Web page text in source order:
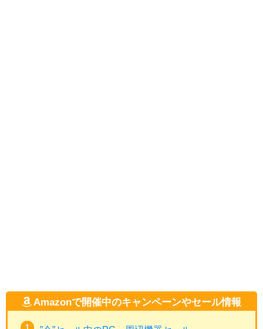
Amazonで開催中のキャンペーンやセール情報